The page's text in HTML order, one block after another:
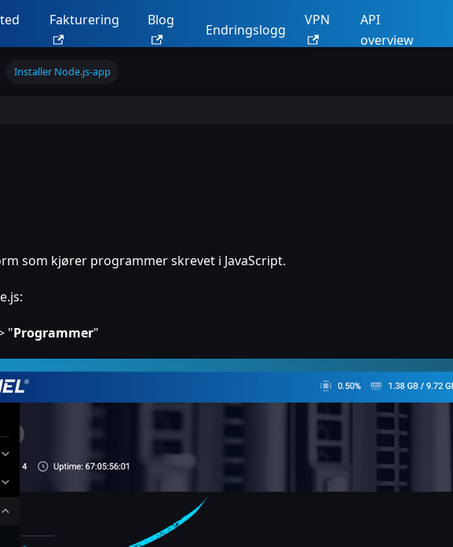
Fakturering Blog
Endringslogg
VPN
API
overview
Installer Node.js-app
som kjører programmer skrevet i JavaScript.
"Programmer"